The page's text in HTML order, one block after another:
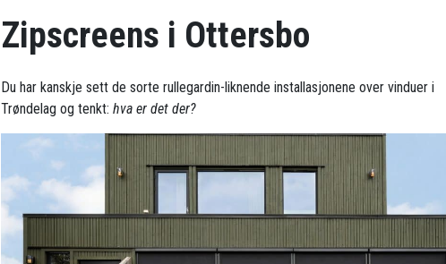
Zipscreens i Ottersbo
Du har kanskje sett de sorte rullegardin-liknende installasjonene over vinduer i
Trøndelag og tenkt: hva er det der?